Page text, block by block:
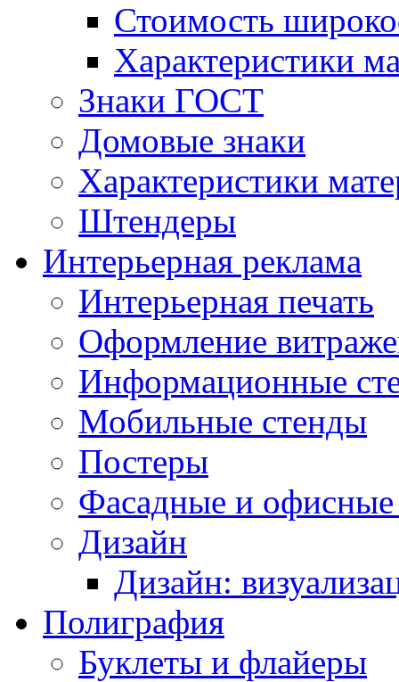
Стоимость
Характеристики
Знаки ГОСТ
Домовые знаки
Характеристики
Штендеры
Интерьерная реклама
Интерьерная печать
Оформление
Информационные
Мобильные стенды
Постеры
Фасадные и
Дизайн
Дизайн:
Полиграфия
Буклеты и флайеры